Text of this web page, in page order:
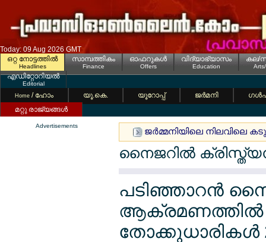
Today: 09 Aug 2026 GMT
ഒറ്റ നോട്ടത്തില്‍
Headlines
സാമ്പത്തികം
Finance
ഓഫറുകള്‍
Offers
വിദ്യാഭ്യാസം
Education
കല/
എഡിറ്റോറിയല്‍
Editorial
Home / ഹോം യൂ.കെ. യൂറോപ്പ് ജര്‍മനി
മറ്റു രാജ്യങ്ങള്‍
Advertisements
ജര്‍മ്മനിയിലെ നിലവിലെ
നൈജറില്‍
പടിഞ്ഞാറന്‍
ആക്രമണത്തില്‍
തോക്കുധാരികള്‍